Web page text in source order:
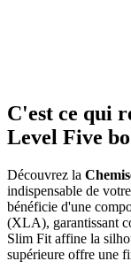
C'est ce qui
Level Five
Découvrez la
indispensable de
bénéficie d'une
(XLA), garantissant
Slim Fit affine la
supérieure offre une